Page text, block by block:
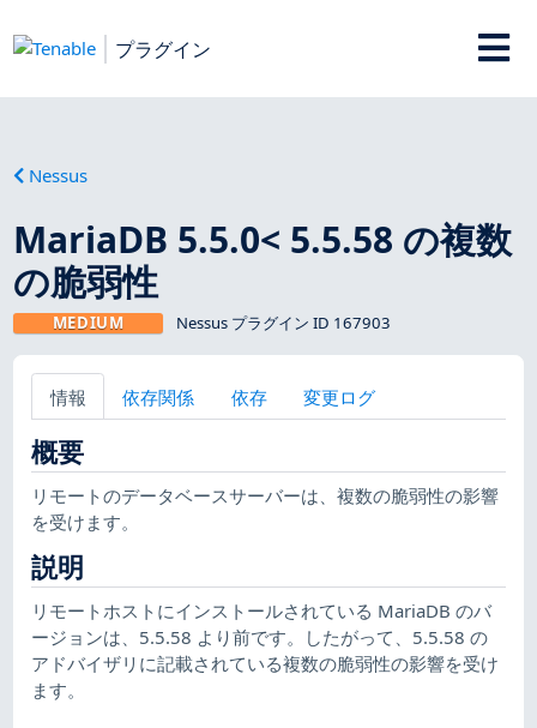
プラグイン
Nessus
MariaDB 5.5.0< 5.5.58 の複数
の脆弱性
MEDIUM Nessus プラグイン ID 167903
情報 依存関係 依存 変更ログ
概要
リモートのデータベースサーバーは、複数の脆弱性の影響
を受けます。
説明
リモートホストにインストールされている MariaDB のバ
ージョンは、5.5.58 より前です。したがって、5.5.58 の
アドバイザリに記載されている複数の脆弱性の影響を受け
ます。